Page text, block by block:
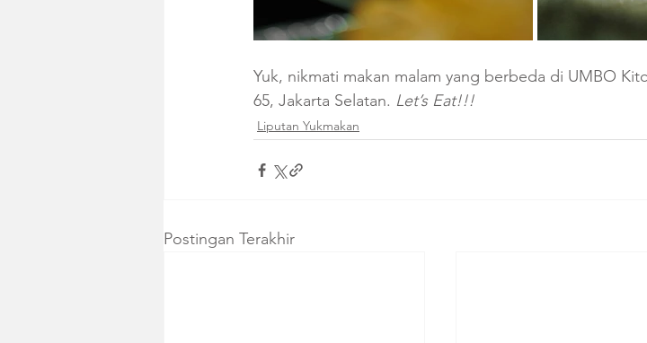
Yuk, nikmati makan malam yang berbeda di UMBO
65, Jakarta Selatan. Let’s Eat!!!
Liputan Yukmakan
Postingan Terakhir